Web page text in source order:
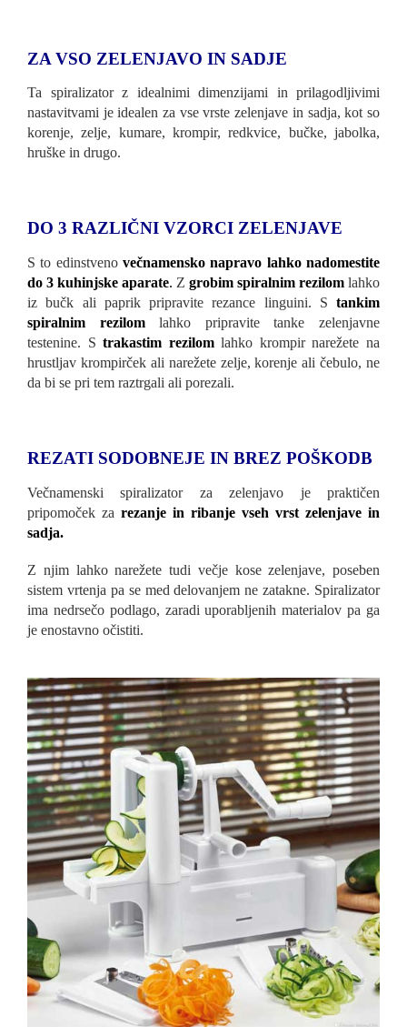
ZA VSO ZELENJAVO IN SADJE
Ta spiralizator z idealnimi dimenzijami in prilagodljivimi
nastavitvami je idealen za vse vrste zelenjave in sadja, kot so
korenje, zelje, kumare, krompir, redkvice, bučke, jabolka,
hruške in drugo.
DO 3 RAZLIČNI VZORCI ZELENJAVE
S to edinstveno večnamensko napravo lahko nadomestite
do 3 kuhinjske aparate. Z grobim spiralnim rezilom lahko
iz bučk ali paprik pripravite rezance linguini. S tankim
spiralnim rezilomlahko pripravite tanke zelenjavne
testenine. Strakastim rezilomlahko krompir narežete na
hrustljav krompirček ali narežete zelje, korenje ali čebulo, ne
da bi se pri tem raztrgali ali porezali.
REZATI SODOBNEJE IN BREZ POŠKODB
Večnamenski spiralizator za zelenjavo je praktičen
pripomoček za rezanje in ribanje vseh vrst zelenjave in
sadja.
Z njim lahko narežete tudi večje kose zelenjave, poseben
sistem vrtenja pa se med delovanjem ne zatakne. Spiralizator
ima nedrsečo podlago, zaradi uporabljenih materialov pa ga
je enostavno očistiti.